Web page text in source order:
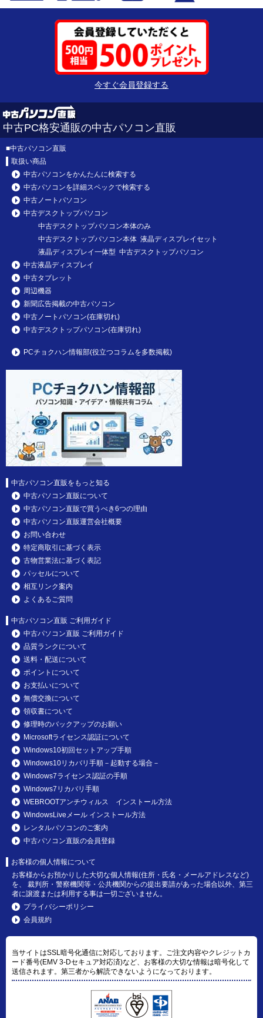
今すぐ会員登録する
中古PC格安通販の中古パソコン直販
■中古パソコン直販
取扱い商品
中古パソコンをかんたんに検索する
中古パソコンを詳細スペックで検索する
中古ノートパソコン
中古デスクトップパソコン
中古デスクトップパソコン本体のみ
中古デスクトップパソコン本体 液晶ディスプレイセット
液晶ディスプレイ一体型 中古デスクトップパソコン
中古液晶ディスプレイ
中古タブレット
周辺機器
新聞広告掲載の中古パソコン
中古ノートパソコン(在庫切れ)
中古デスクトップパソコン(在庫切れ)
PCチョクハン情報部(役立つコラムを多数掲載)
中古パソコン直販をもっと知る
中古パソコン直販について
中古パソコン直販で買うべき6つの理由
中古パソコン直販運営会社概要
お問い合わせ
特定商取引に基づく表示
古物営業法に基づく表記
パッセルについて
相互リンク案内
よくあるご質問
中古パソコン直販 ご利用ガイド
中古パソコン直販 ご利用ガイド
品質ランクについて
送料・配送について
ポイントについて
お支払いについて
無償交換について
領収書について
修理時のバックアップのお願い
Microsoftライセンス認証について
Windows10初回セットアップ手順
Windows10リカバリ手順－起動する場合－
Windows7ライセンス認証の手順
Windows7リカバリ手順
WEBROOTアンチウィルス インストール方法
WindowsLiveメール インストール方法
レンタルパソコンのご案内
中古パソコン直販の会員登録
お客様の個人情報について
お客様からお預かりした大切な個人情報(住所・氏名・メールアドレスなど)
を、 裁判所・警察機関等・公共機関からの提出要請があった場合以外、第三
者に譲渡または利用する事は一切ございません。
プライバシーポリシー
会員規約
当サイトはSSL暗号化通信に対応しております。ご注文内容やクレジットカ
ード番号(EMV 3-Dセキュア対応済)など、お客様の大切な情報は暗号化して
送信されます。第三者から解読できないようになっております。